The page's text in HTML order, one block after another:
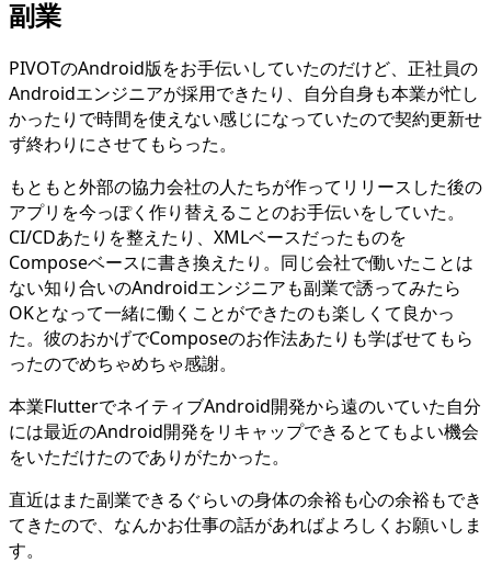
副業
PIVOTのAndroid版をお手伝いしていたのだけど、正社員の
Androidエンジニアが採用できたり、自分自身も本業が忙し
かったりで時間を使えない感じになっていたので契約更新せ
ず終わりにさせてもらった。
もともと外部の協力会社の人たちが作ってリリースした後の
アプリを今っぽく作り替えることのお手伝いをしていた。
CI/CDあたりを整えたり、XMLベースだったものを
Composeベースに書き換えたり。同じ会社で働いたことは
ない知り合いのAndroidエンジニアも副業で誘ってみたら
OKとなって一緒に働くことができたのも楽しくて良かっ
た。彼のおかげでComposeのお作法あたりも学ばせてもら
ったのでめちゃめちゃ感謝。
本業FlutterでネイティブAndroid開発から遠のいていた自分
には最近のAndroid開発をリキャップできるとてもよい機会
をいただけたのでありがたかった。
直近はまた副業できるぐらいの身体の余裕も心の余裕もでき
てきたので、なんかお仕事の話があればよろしくお願いしま
す。